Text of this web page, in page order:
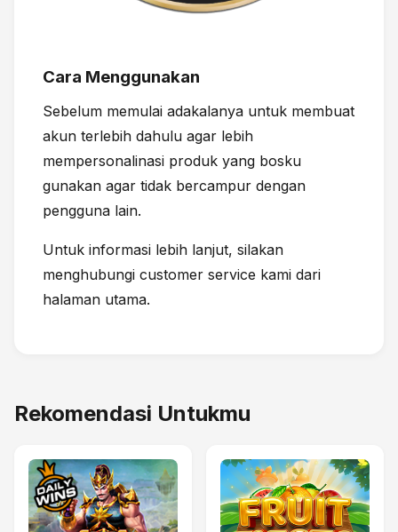
Cara Menggunakan
Sebelum memulai adakalanya untuk membuat
akun terlebih dahulu agar lebih
mempersonalinasi produk yang bosku
gunakan agar tidak bercampur dengan
pengguna lain.
Untuk informasi lebih lanjut, silakan
menghubungi customer service kami dari
halaman utama.
Rekomendasi Untukmu